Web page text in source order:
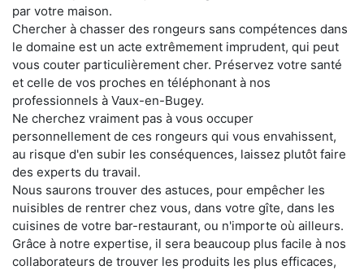
par votre maison.
Chercher à chasser des rongeurs sans compétences dans
le domaine est un acte extrêmement imprudent, qui peut
vous couter particulièrement cher. Préservez votre santé
et celle de vos proches en téléphonant à nos
professionnels à Vaux-en-Bugey.
Ne cherchez vraiment pas à vous occuper
personnellement de ces rongeurs qui vous envahissent,
au risque d'en subir les conséquences, laissez plutôt faire
des experts du travail.
Nous saurons trouver des astuces, pour empêcher les
nuisibles de rentrer chez vous, dans votre gîte, dans les
cuisines de votre bar-restaurant, ou n'importe où ailleurs.
Grâce à notre expertise, il sera beaucoup plus facile à nos
collaborateurs de trouver les produits les plus efficaces,